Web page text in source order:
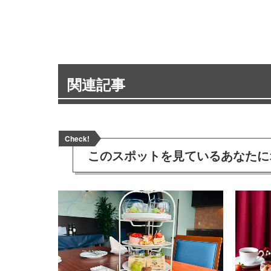
関連記事
Check!
このスポットを見ているあなた